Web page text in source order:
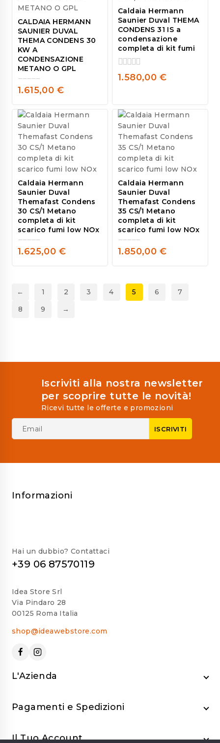
CALDAIA HERMANN
SAUNIER DUVAL
THEMA CONDENS 30
KW A
CONDENSAZIONE
METANO O GPL
0
out
of
5
1.615,00 €
Caldaia Hermann
Saunier Duval THEMA
CONDENS 31 IS a
condensazione
completa di kit fumi
0
1.580,00 €
Caldaia Hermann
Saunier Duval
Themafast Condens
30 CS/1 Metano
completa di kit
scarico fumi low NOx
0
out
1.625,00 €
Caldaia Hermann
Saunier Duval
Themafast Condens
35 CS/1 Metano
completa di kit
scarico fumi low NOx
0
out
1.850,00 €
← 1 2 3 4 5 6
7
8
9 →
Iscriviti alla nostra newsletter
per scoprire tutte le novità!
Ricevi tutte le offerte e promozioni
Informazioni
Hai un dubbio? Contattaci
+39 06 87570119
Idea Store Srl
Via Pindaro 28
00125 Roma Italia
shop@ideawebstore.com
L'Azienda
Pagamenti e Spedizioni
Il Tuo Account